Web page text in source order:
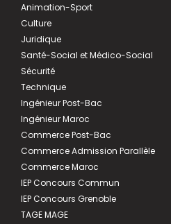
Animation-Sport
Culture
Juridique
Santé-Social et Médico-Social
Sécurité
Technique
Ingénieur Post-Bac
Ingénieur Maroc
Commerce Post-Bac
Commerce Admission Parallèle
Commerce Maroc
IEP Concours Commun
IEP Concours Grenoble
TAGE MAGE